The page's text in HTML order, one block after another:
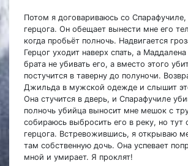
Потом я договариваюсь со
герцога. Он обещает вынести мне его
когда пробьёт полночь. Надвигается
Герцог уходит наверх спать, а
брата не убивать его, а вместо этого
постучится в таверну до полуночи.
Джильда в мужской одежде и слышит
Она стучится в дверь, и Спарафучиле
полночь убийца выносит мне мешок с
собираюсь выбросить его в реку, но тут
герцога. Встревожившись, я открываю
там собственную дочь. Она успевает
мной и умирает. Я проклят!